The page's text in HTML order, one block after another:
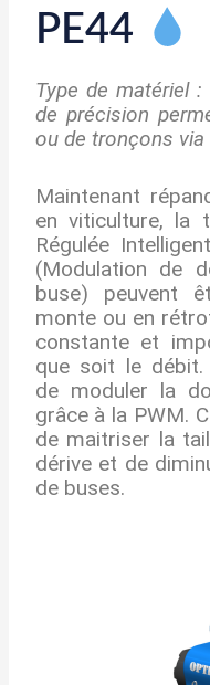
PE44
Type de matériel
de précision
ou de tronçons
Maintenant
en viticulture, la
Régulée
(Modulation de
buse) peuvent
monte ou en
constante et
que soit le
de moduler la
grâce à la PWM.
de maitriser la
dérive et de
de buses.